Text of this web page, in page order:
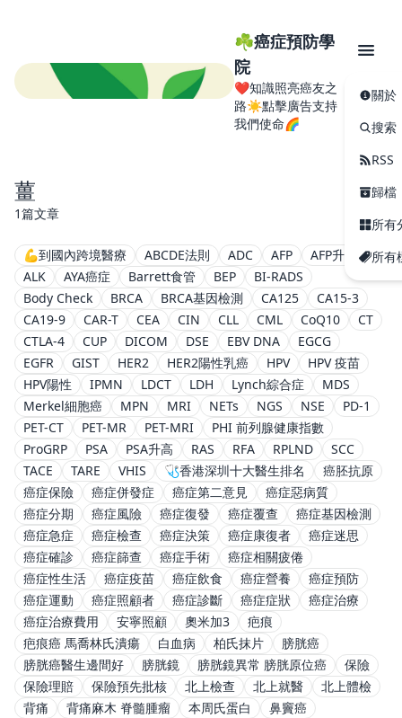
☘️癌症預防學
院
❤️知識照亮癌友之
路☀️點擊廣告支持
我們使命🌈
關於
搜索
RSS
歸檔
所有
所有
薑
1篇文章
💪到國內跨境醫療 ABCDE法則 ADC AFP
AFP升高
ALK
AYA癌症 Barrett食管 BEP
BI-RADS
Body Check
BRCA BRCA基因檢測 CA125
CA15-3
CA19-9
CAR-T CEA CIN CLL CML CoQ10
CT
CTLA-4
CUP DICOM DSE EBV DNA
EGCG
EGFR
GIST HER2 HER2陽性乳癌 HPV
HPV 疫苗
HPV陽性
IPMN LDCT LDH Lynch綜合症
MDS
Merkel細胞癌
MPN MRI NETs NGS NSE
PD-1
PET-CT
PET-MR PET-MRI
PHI 前列腺健康指數
ProGRP
PSA PSA升高 RAS RFA RPLND
SCC
TACE
TARE VHIS 🩺香港深圳十大醫生排名
癌胚抗原
癌症保險
癌症併發症 癌症第二意見
癌症惡病質
癌症分期
癌症風險 癌症復發 癌症覆查
癌症基因檢測
癌症急症
癌症檢查 癌症決策 癌症康復者
癌症迷思
癌症確診
癌症篩查 癌症手術
癌症相關疲倦
癌症性生活
癌症疫苗 癌症飲食 癌症營養
癌症預防
癌症運動
癌症照顧者 癌症診斷 癌症症狀
癌症治療
癌症治療費用
安寧照顧 奧米加3
疤痕
疤痕癌 馬喬林氏潰瘍
白血病 柏氏抹片
膀胱癌
膀胱癌醫生邊間好
膀胱鏡 膀胱鏡異常 膀胱原位癌
保險
保險理賠
保險預先批核 北上檢查 北上就醫
北上體檢
背痛
背痛麻木 脊髓腫瘤 本周氏蛋白
鼻竇癌